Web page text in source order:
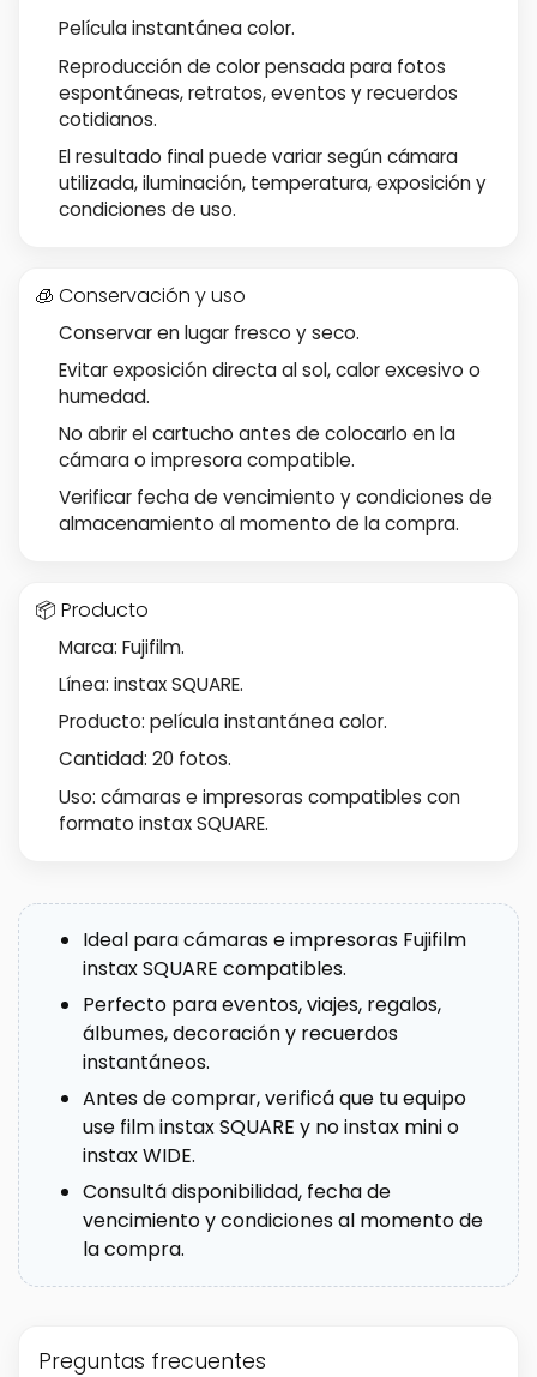
Película instantánea color.
Reproducción de color pensada para fotos
espontáneas, retratos, eventos y recuerdos
cotidianos.
El resultado final puede variar según cámara
utilizada, iluminación, temperatura, exposición y
condiciones de uso.
🧊 Conservación y uso
Conservar en lugar fresco y seco.
Evitar exposición directa al sol, calor excesivo o
humedad.
No abrir el cartucho antes de colocarlo en la
cámara o impresora compatible.
Verificar fecha de vencimiento y condiciones de
almacenamiento al momento de la compra.
📦 Producto
Marca: Fujifilm.
Línea: instax SQUARE.
Producto: película instantánea color.
Cantidad: 20 fotos.
Uso: cámaras e impresoras compatibles con
formato instax SQUARE.
Ideal para cámaras e impresoras Fujifilm
instax SQUARE compatibles.
Perfecto para eventos, viajes, regalos,
álbumes, decoración y recuerdos
instantáneos.
Antes de comprar, verificá que tu equipo
use film instax SQUARE y no instax mini o
instax WIDE.
Consultá disponibilidad, fecha de
vencimiento y condiciones al momento de
la compra.
Preguntas frecuentes